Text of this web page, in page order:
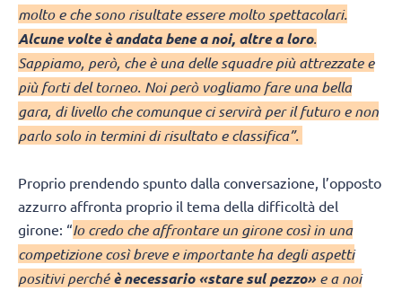
molto e che sono risultate essere molto spettacolari.
Alcune volte è andata bene a noi, altre a loro.
Sappiamo, però, che è una delle squadre più attrezzate e
più forti del torneo. Noi però vogliamo fare una bella
gara, di livello che comunque ci servirà per il futuro e non
parlo solo in termini di risultato e classifica”.
Proprio prendendo spunto dalla conversazione, l’opposto
azzurro affronta proprio il tema della difficoltà del
girone: “Io credo che affrontare un girone così in una
competizione così breve e importante ha degli aspetti
positivi perchéè necessario «stare sul pezzo» e a noi